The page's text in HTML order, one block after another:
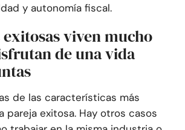
y autonomía fiscal.
exitosas viven mucho
de una vida
de las características más
pareja exitosa. Hay otros casos